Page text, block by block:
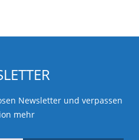
Newsletter und verpassen
mehr